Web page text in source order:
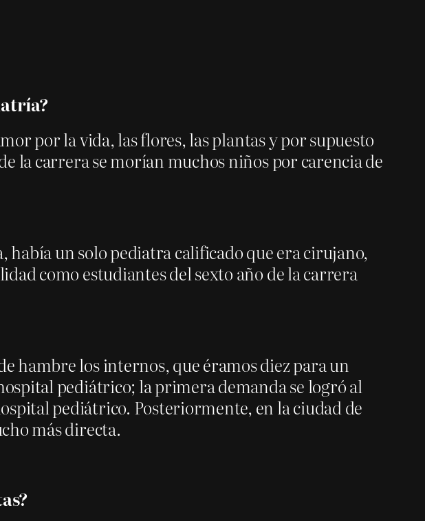
por la vida, las flores, las plantas y por supuesto
la carrera se morían muchos niños por carencia de
había un solo pediatra calificado que era cirujano,
como estudiantes del sexto año de la carrera
hambre los internos, que éramos diez para un
pediátrico; la primera demanda se logró al
pediátrico. Posteriormente, en la ciudad de
más directa.